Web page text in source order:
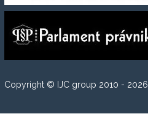
Copyright © IJC group 2010 - 2026